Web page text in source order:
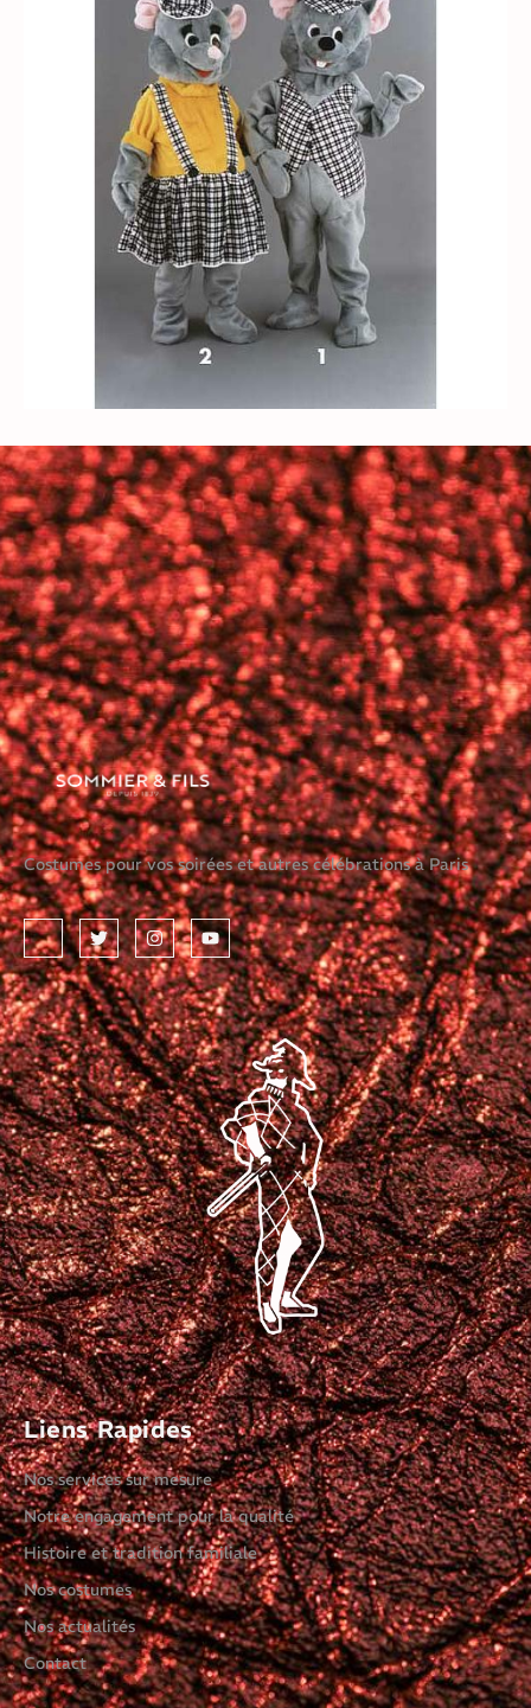
Costumes pour vos soirées et autres célébrations à Paris
Liens Rapides
Nos services sur mesure
Notre engagement pour la qualité
Histoire et tradition familiale
Nos costumes
Nos actualités
Contact